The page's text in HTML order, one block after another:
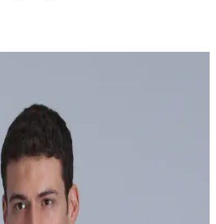
modasında rahatlık ve şıklık sunar.
ve uygun fiyatlarla online
indirimlerinden yararlanabilirsiniz.
Güncel ve Fonksiyonel